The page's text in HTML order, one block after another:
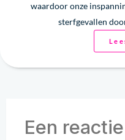
waardoor onze
sterfgevallen
Een